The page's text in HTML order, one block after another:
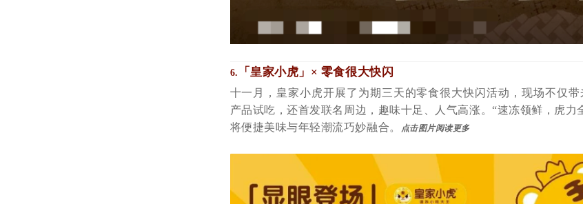
6. 「皇家小虎」× 零食很大快闪
十一月，皇家小虎开展了为期三天的零食很大快闪活动，现场不仅
产品试吃，还首发联名周边，趣味十足、人气高涨。“速冻领鲜，虎力
将便捷美味与年轻潮流巧妙融合。
点击图片阅读更多